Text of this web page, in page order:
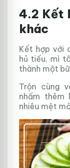
4.2 Kết
khác
Kết hợp với
hủ tiếu, mì
thành một
Trộn cùng
nhấm thêm
nhiêu mệt